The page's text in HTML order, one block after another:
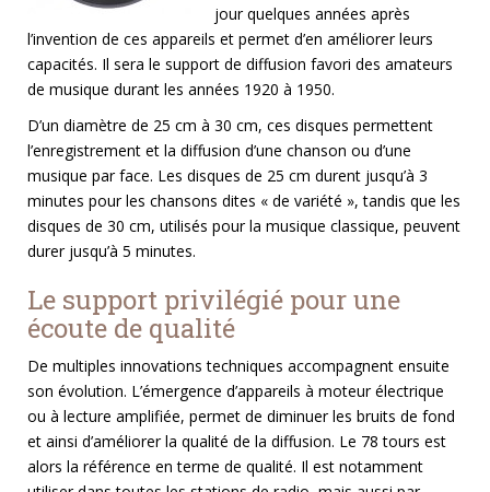
jour quelques années après
l’invention de ces appareils et permet d’en améliorer leurs
capacités. Il sera le support de diffusion favori des amateurs
de musique durant les années 1920 à 1950.
D’un diamètre de 25 cm à 30 cm, ces disques permettent
l’enregistrement et la diffusion d’une chanson ou d’une
musique par face. Les disques de 25 cm durent jusqu’à 3
minutes pour les chansons dites « de variété », tandis que les
disques de 30 cm, utilisés pour la musique classique, peuvent
durer jusqu’à 5 minutes.
Le support privilégié pour une
écoute de qualité
De multiples innovations techniques accompagnent ensuite
son évolution. L’émergence d’appareils à moteur électrique
ou à lecture amplifiée, permet de diminuer les bruits de fond
et ainsi d’améliorer la qualité de la diffusion. Le 78 tours est
alors la référence en terme de qualité. Il est notamment